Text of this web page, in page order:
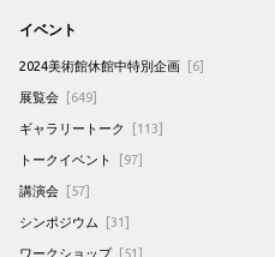
イベント
2024美術館休館中特別企画 [6]
展覧会 [649]
ギャラリートーク [113]
トークイベント [97]
講演会 [57]
シンポジウム [31]
ワークショップ [51]